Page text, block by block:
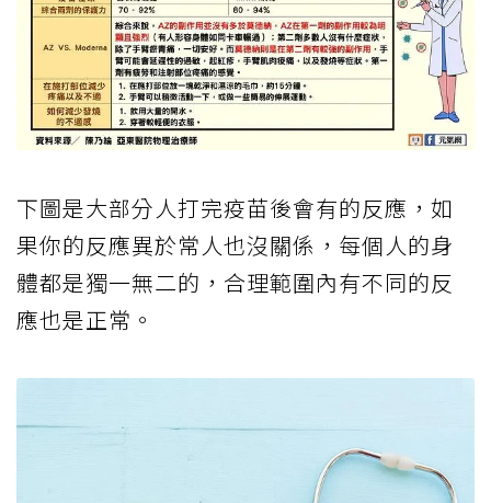
下圖是大部分人打完疫苗後會有的反應，如
果你的反應異於常人也沒關係，每個人的身
體都是獨一無二的，合理範圍內有不同的反
應也是正常。